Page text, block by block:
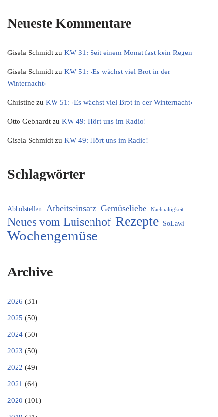
Neueste Kommentare
Gisela Schmidt zu KW 31: Seit einem Monat fast kein Regen
Gisela Schmidt zu KW 51: ›Es wächst viel Brot in der
Winternacht‹
Christine zu KW 51: ›Es wächst viel Brot in der Winternacht‹
Otto Gebhardt zu KW 49: Hört uns im Radio!
Gisela Schmidt zu KW 49: Hört uns im Radio!
Schlagwörter
Abholstellen Arbeitseinsatz Gemüseliebe Nachhaltigkeit
Neues vom Luisenhof Rezepte SoLawi
Wochengemüse
Archive
2026 (31)
2025 (50)
2024 (50)
2023 (50)
2022 (49)
2021 (64)
2020 (101)